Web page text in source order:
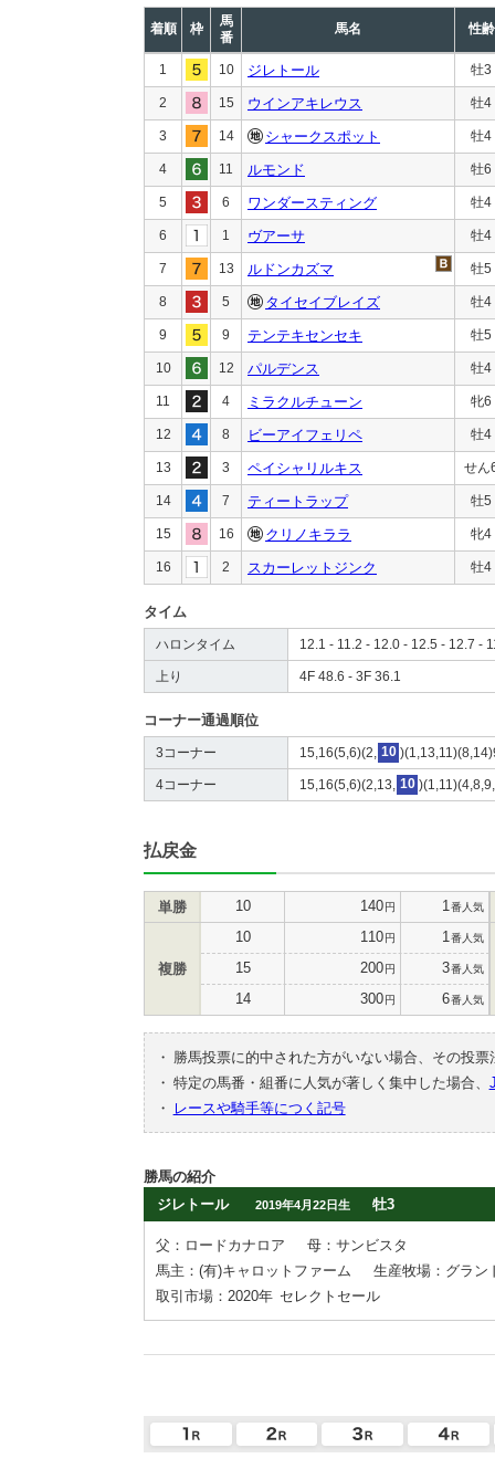
着順 枠
馬
番
馬名 性齢
1 10 ジレトール 牡3
2 15 ウインアキレウス 牡4
3 14 シャークスポット 牡4
4 11 ルモンド 牡6
5 6 ワンダースティング 牡4
6 1 ヴアーサ 牡4
7 13 ルドンカズマ 牡5
8 5 タイセイブレイズ 牡4
9 9 テンテキセンセキ 牡5
10 12 パルデンス 牡4
11 4 ミラクルチューン 牝6
12 8 ビーアイフェリペ 牡4
13 3 ペイシャリルキス せん
14 7 ティートラップ 牡5
15 16 クリノキララ 牝4
16 2 スカーレットジンク 牡4
タイム
ハロンタイム 12.1 - 11.2 - 12.0 - 12.5 - 12.7 -
上り 4F 48.6 - 3F 36.1
コーナー通過順位
3コーナー 15,16(5,6)(2, 10
4コーナー 15,16(5,6)(2,13, 10
払戻金
単勝 10 140円 1 番人気
複勝
10 110円 1 番人気
15 200円 3番人気
14 300円 6番人気
・
勝馬投票に的中された方がいない場合、その投
・ 特定の馬番・組番に人気が著しく集中した場合、
・
レースや騎手等につく記号
勝馬の紹介
ジレトール
2019年4月22日生 牡3
父：ロードカナロア
母：サンビスタ
馬主：(有)キャロットファーム
生産牧場：グラン
取引市場：2020年 セレクトセール